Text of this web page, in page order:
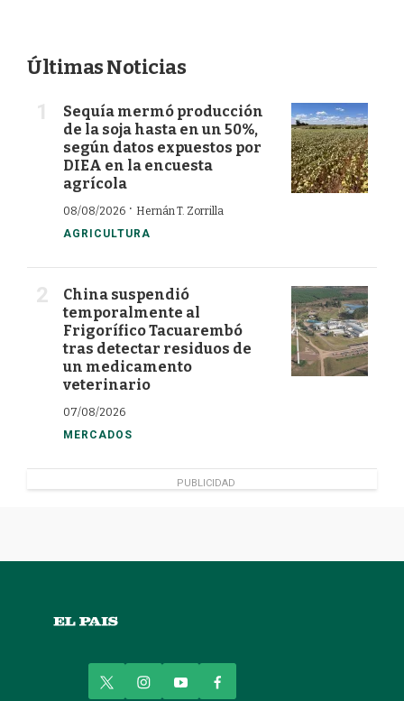
Últimas Noticias
Sequía mermó producción
de la soja hasta en un 50%,
según datos expuestos por
DIEA en la encuesta
agrícola
08/08/2026 · Hernán T. Zorrilla
AGRICULTURA
China suspendió
temporalmente al
Frigorífico Tacuarembó
tras detectar residuos de
un medicamento
veterinario
07/08/2026
MERCADOS
PUBLICIDAD
i
y